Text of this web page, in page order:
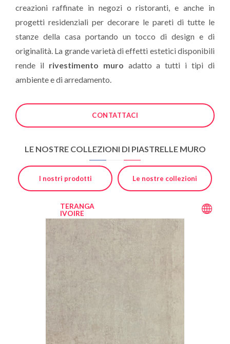
creazioni raffinate in negozi o ristoranti, e anche in
progetti residenziali per decorare le pareti di tutte le
stanze della casa portando un tocco di design e di
originalità. La grande varietà di effetti estetici disponibili
rende il rivestimento muro adatto a tutti i tipi di
ambiente e di arredamento.
CONTATTACI
LE NOSTRE COLLEZIONI DI PIASTRELLE MURO
I nostri prodotti Le nostre collezioni
TERANGA
IVOIRE